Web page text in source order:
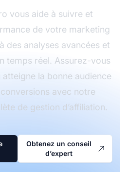
vous aide à suivre et
de votre marketing
des analyses avancées et
temps réel. Assurez-vous
la bonne audience
avec notre
de gestion d’affiliation.
Obtenez un conseil
d’expert